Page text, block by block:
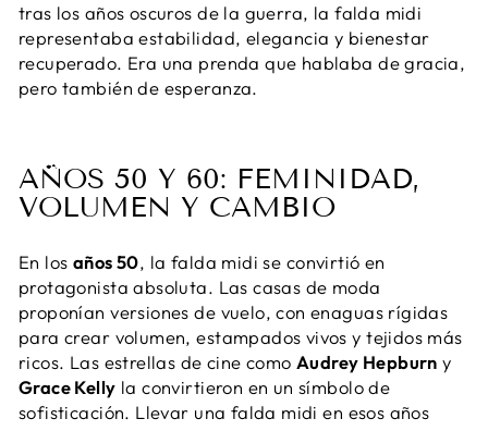
tras los años oscuros de la guerra, la falda midi
representaba estabilidad, elegancia y bienestar
recuperado. Era una prenda que hablaba de gracia,
pero también de esperanza.
AÑOS 50 Y 60: FEMINIDAD,
VOLUMEN Y CAMBIO
En los años 50, la falda midi se convirtió en
protagonista absoluta. Las casas de moda
proponían versiones de vuelo, con enaguas rígidas
para crear volumen, estampados vivos y tejidos más
ricos. Las estrellas de cine como Audrey Hepburn y
Grace Kelly la convirtieron en un símbolo de
sofisticación. Llevar una falda midi en esos años